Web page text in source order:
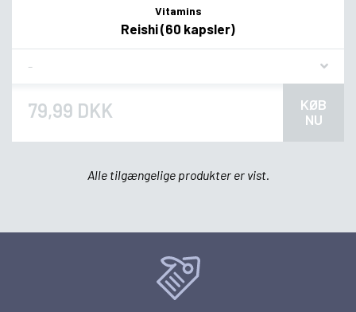
Vitamins
Reishi (60 kapsler)
79,99 DKK
KØB
NU
Alle tilgængelige produkter er vist.